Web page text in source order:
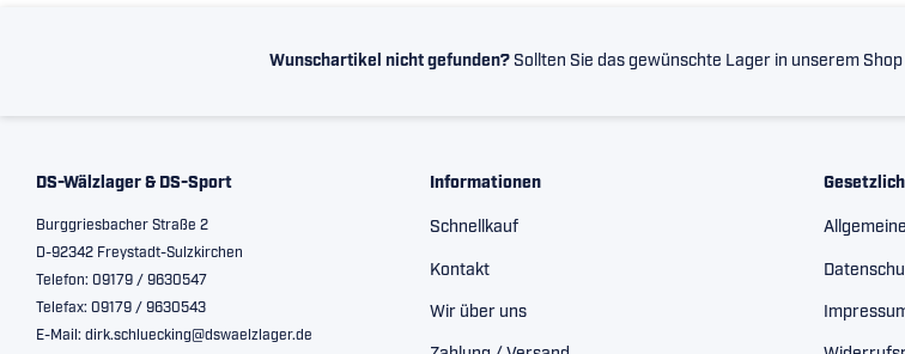
Wunschartikel nicht gefunden?Sollten Sie das gewünschte Lager in unserem
DS-Wälzlager & DS-Sport
Burggriesbacher Straße 2
D-92342 Freystadt-Sulzkirchen
Telefon: 09179 / 9630547
Telefax: 09179 / 9630543
E-Mail: dirk.schluecking@dswaelzlager.de
Informationen
Schnellkauf
Kontakt
Wir über uns